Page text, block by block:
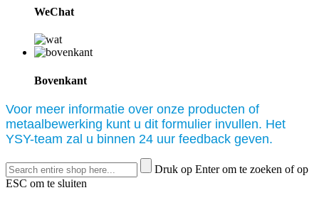
WeChat
Bovenkant
Voor meer informatie over onze producten of
metaalbewerking kunt u dit formulier invullen. Het
YSY-team zal u binnen 24 uur feedback geven.
Druk op Enter om te zoeken of op
ESC om te sluiten